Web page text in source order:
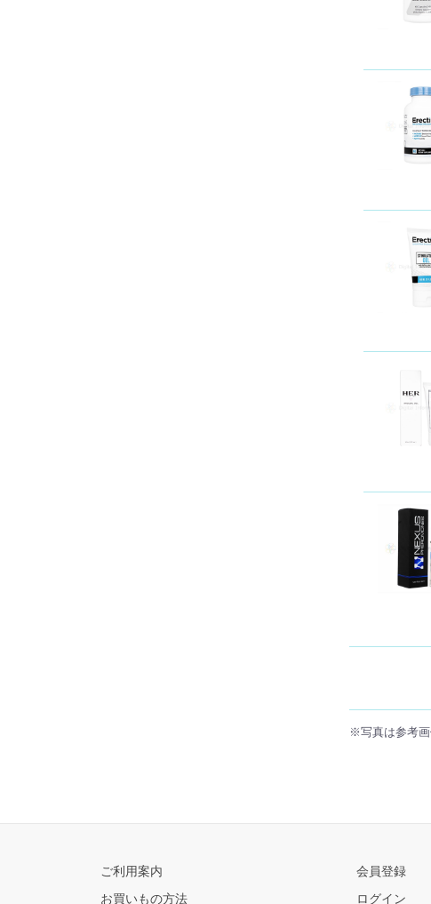
※写真は参考画
ご利用案内
お買いもの方法
会員登録
ログイン